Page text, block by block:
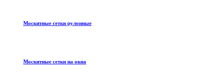
Москитные сетки рулонные
Москитные сетки на окна